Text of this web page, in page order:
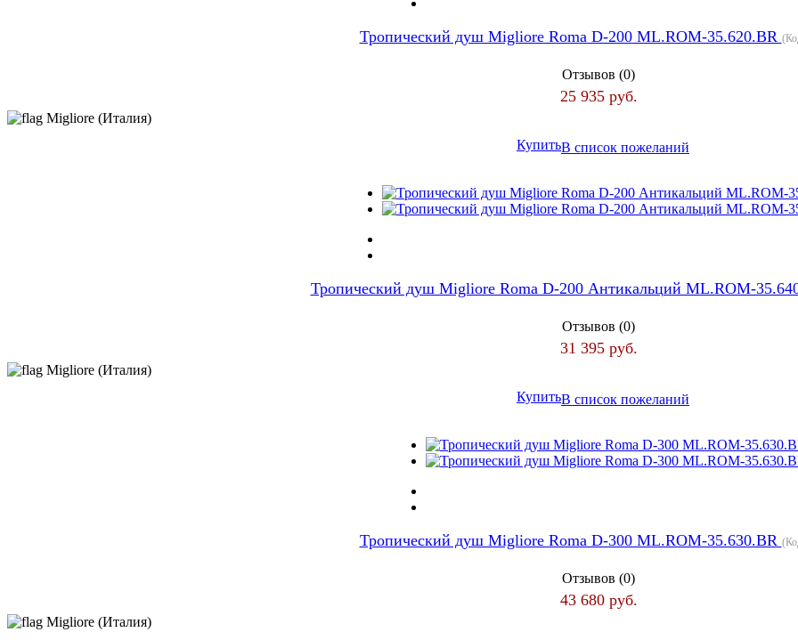
Тропический душ Migliore Roma D-200 ML.ROM-35.620.BR
Отзывов (0)
25 935 руб.
Migliore (Италия)
КупитьВ список пожеланий
Тропический душ Migliore Roma D-200 Антикальций ML.ROM-
Отзывов (0)
31 395 руб.
Migliore (Италия)
КупитьВ список пожеланий
Тропический душ Migliore Roma D-300 ML.ROM-35.630.BR
Отзывов (0)
43 680 руб.
Migliore (Италия)